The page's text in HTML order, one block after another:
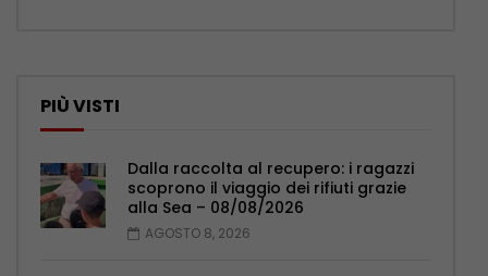
PIÙ VISTI
Dalla raccolta al recupero: i ragazzi
scoprono il viaggio dei rifiuti grazie
alla Sea – 08/08/2026
AGOSTO 8, 2026